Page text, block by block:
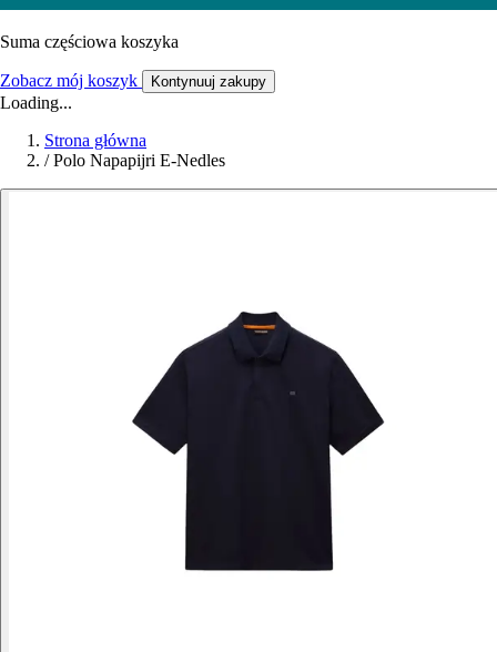
Suma częściowa koszyka
Zobacz mój koszyk Kontynuuj zakupy
Loading...
Strona główna
/ Polo Napapijri E-Nedles